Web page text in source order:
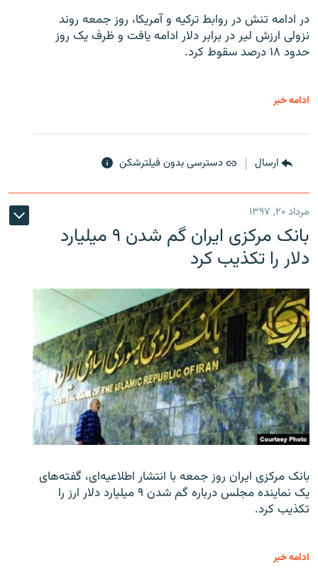
در ادامه تنش در روابط ترکیه و آمریکا، روز جمعه روند
نزولی ارزش لیر در برابر دلار ادامه یافت و ظرف یک روز
حدود ۱۸ درصد سقوط کرد.
ادامه خبر
ارسال دسترسی بدون فیلترشکن
مرداد ۲۰, ۱۳۹۷
بانک مرکزی ایران گم شدن ۹ میلیارد
دلار را تکذیب کرد
بانک مرکزی ایران روز جمعه با انتشار اطلاعیه‌ای، گفته‌های
یک نماینده مجلس درباره گم شدن ۹ میلیارد دلار ارز را
تکذیب کرد.
ادامه خبر